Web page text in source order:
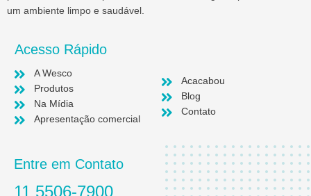
um ambiente limpo e saudável.
Acesso Rápido
A Wesco
Produtos
Na Mídia
Apresentação comercial
Acacabou
Blog
Contato
Entre em Contato
11 5506-7900